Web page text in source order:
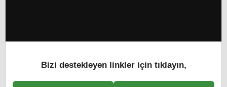
Bizi destekleyen linkler için tıklayın,